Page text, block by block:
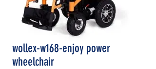
wollex-w168-enjoy power
wheelchair